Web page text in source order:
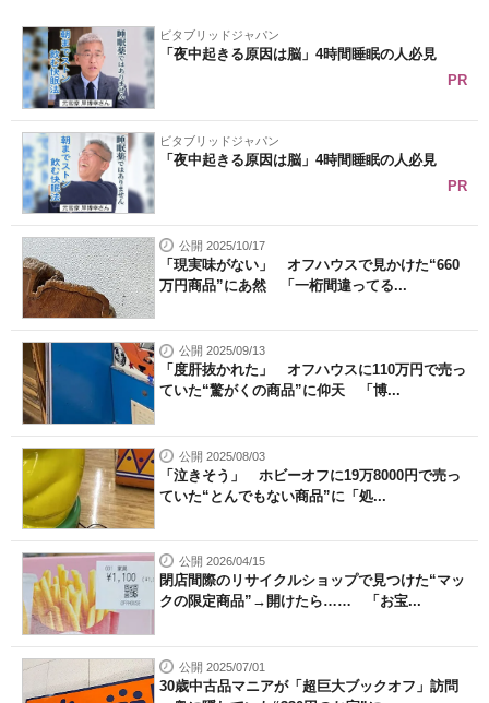
ビタブリッドジャパン
「夜中起きる原因は脳」4時間睡眠の人必見
PR
ビタブリッドジャパン
「夜中起きる原因は脳」4時間睡眠の人必見
PR
公開 2025/10/17
「現実味がない」 オフハウスで見かけた“660
万円商品”にあ然 「一桁間違ってる...
公開 2025/09/13
「度肝抜かれた」 オフハウスに110万円で売っ
ていた“驚がくの商品”に仰天 「博...
公開 2025/08/03
「泣きそう」 ホビーオフに19万8000円で売っ
ていた“とんでもない商品”に「処...
公開 2026/04/15
閉店間際のリサイクルショップで見つけた“マッ
クの限定商品”→開けたら…… 「お宝...
公開 2025/07/01
30歳中古品マニアが「超巨大ブックオフ」訪問